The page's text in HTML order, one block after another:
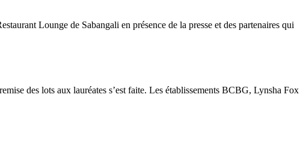
Lounge de Sabangali en présence de la presse et des partenaires qui
des lots aux lauréates s’est faite. Les établissements BCBG, Lynsha Fox